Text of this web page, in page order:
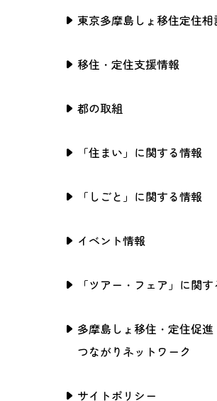
東京多摩島しょ移住定住相
移住・定住支援情報
都の取組
「住まい」に関する情報
「しごと」に関する情報
イベント情報
「ツアー・フェア」に関
多摩島しょ移住・定住促進
つながりネットワーク
サイトポリシー